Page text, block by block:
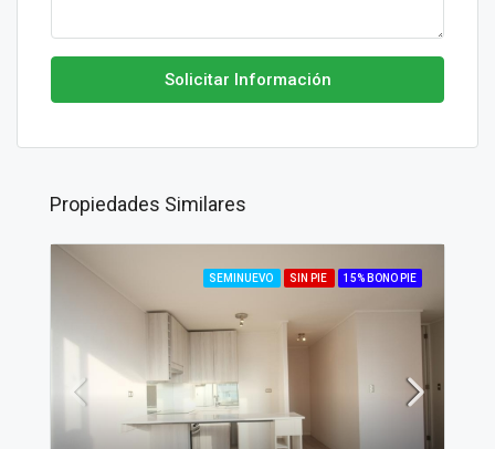
Solicitar Información
Propiedades Similares
SEMINUEVO SIN PIE 15% BONO PIE